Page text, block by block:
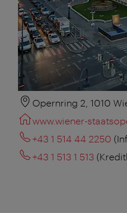
Opernring 2, 1010
www.wiener-
+43 1 514 44 2250
+43 1 513 1 513